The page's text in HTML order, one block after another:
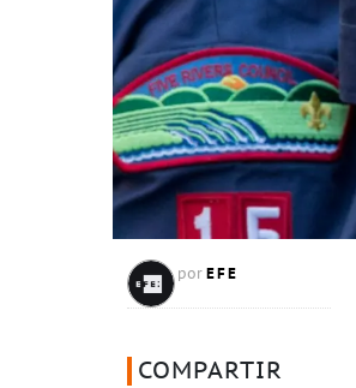
por EFE
COMPARTIR